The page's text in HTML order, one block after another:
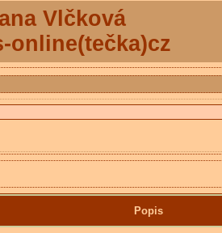
Vlčková
online(tečka)cz
Popis